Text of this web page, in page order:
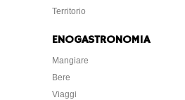
Territorio
ENOGASTRONOMIA
Mangiare
Bere
Viaggi